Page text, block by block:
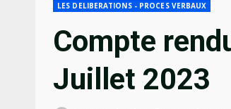
LES DELIBERATIONS - PROCES VERBAUX
Compte
Juillet 2023